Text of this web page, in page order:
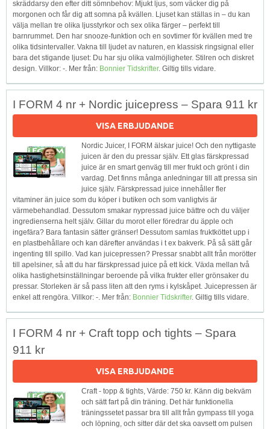
skräddarsy den efter ditt sömnbehov: Mjukt ljus, som väcker dig på
morgonen och får dig att somna på kvällen. Ljuset kan ställas in – du kan
välja mellan tre olika ljusstyrkor och sex olika färger – perfekt till
barnrummet. Den har snooze-funktion och en sovtimer för kvällen med tre
olika tidsintervaller. Vakna till ljudet av naturen, en klassisk ringsignal eller
bara det stigande ljuset: Du har sju olika valmöjligheter. Stilren och diskret
design. Villkor: -. Mer från: Bonnier Tidskrifter. Giltig tills vidare.
I FORM 4 nr + Nordic juicepress – Spara 911 kr
VISA ERBJUDANDE
Nordic Juicer, I FORM älskar juice! Och den nyttigaste
juicen är den du pressar själv. Ett glas färskpressad
juice är en smart genväg till mer frukt och grönt i din
vardag. Det finns många anledningar till att pressa sin
juice själv. Färskpressad juice innehåller fler
vitaminer än juice som du köper i butiken och som vanligtvis är
värmebehandlad. Dessutom smakar nypressad juice bättre och du väljer
ingredienserna helt själv. Gillar du morot eller föredrar du äpple och
ingefära? Bara fantasin sätter gränser! Dessutom samlas fruktköttet upp i
en plastbehållare och kan därefter användas i t ex bakverk. På så sätt går
ingenting till spillo. Vad kan juicepressen? Pressar snabbt allt från morötter
till apelsiner, så att du har färskpressad juice på ett kick. Växla mellan två
olika hastighetsinställningar beroende på vilka frukter eller grönsaker du
pressar. Storleken är så pass liten att den ryms i kylskåpet. Juicepressen är
enkel att rengöra. Villkor: -. Mer från: Bonnier Tidskrifter. Giltig tills vidare.
I FORM 4 nr + Craft topp och tights – Spara
911 kr
VISA ERBJUDANDE
Craft - topp & tights, Värde: 750 kr. Känn dig bekväm
och sätt fart på din träning. Det här funktionella
träningssetet passar bra till allt från gympass till yoga
och löpning, och sitter där det ska oavsett om pulsen